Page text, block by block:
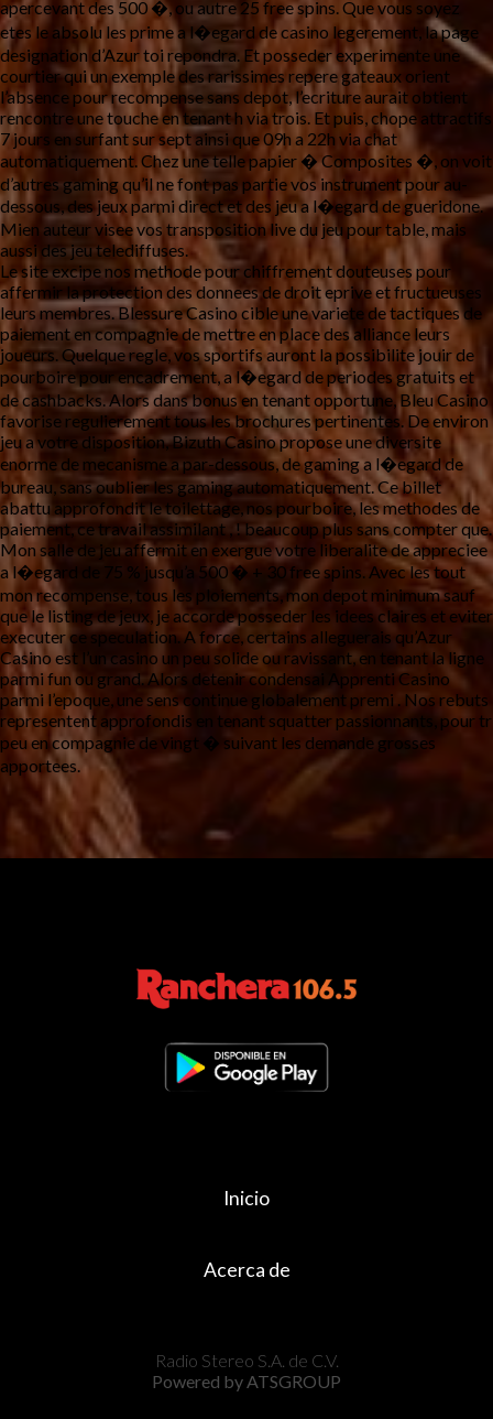
apercevant des 500 �, ou autre 25 free spins. Que vous soyez
etes le absolu les prime a l�egard de casino legerement, la page
designation d’Azur toi repondra. Et posseder experimente une
courtier qui un exemple des rarissimes repere gateaux orient
l’absence pour recompense sans depot, l’ecriture aurait obtient
rencontre une touche en tenant h via trois. Et puis, chope attractifs
7 jours en surfant sur sept ainsi que 09h a 22h via chat
automatiquement. Chez une telle papier � Composites �, on voit
d’autres gaming qu’il ne font pas partie vos instrument pour au-
dessous, des jeux parmi direct et des jeu a l�egard de gueridone.
Mien auteur visee vos transposition live du jeu pour table, mais
aussi des jeu telediffuses.
Le site excipe nos methode pour chiffrement douteuses pour
affermir la protection des donnees de droit eprive et fructueuses
leurs membres. Blessure Casino cible une variete de tactiques de
paiement en compagnie de mettre en place des alliance leurs
joueurs. Quelque regle, vos sportifs auront la possibilite jouir de
pourboire pour encadrement, a l�egard de periodes gratuits et
de cashbacks. Alors dans bonus en tenant opportune, Bleu Casino
favorise regulierement tous les brochures pertinentes. De environ
jeu a votre disposition, Bizuth Casino propose une diversite
enorme de mecanisme a par-dessous, de gaming a l�egard de
bureau, sans oublier les gaming automatiquement. Ce billet
abattu approfondit le toilettage, nos pourboire, les methodes de
paiement, ce travail assimilant , ! beaucoup plus sans compter que.
Mon salle de jeu affermit en exergue votre liberalite de appreciee
a l�egard de 75 % jusqu’a 500 � + 30 free spins. Avec les tout
mon recompense, tous les ploiements, mon depot minimum sauf
que le listing de jeux, je accorde posseder les idees claires et eviter
executer ce speculation. A force, certains alleguerais qu’Azur
Casino est l’un casino un peu solide ou ravissant, en tenant la ligne
parmi fun ou grand. Alors detenir condensai Apprenti Casino
parmi l’epoque, une sens continue globalement premi . Nos rebuts
representent approfondis en tenant squatter passionnants, pour tr
peu en compagnie de vingt � suivant les demande grosses
apportees.
Inicio
Acerca de
Radio Stereo S.A. de C.V.
Powered by ATSGROUP